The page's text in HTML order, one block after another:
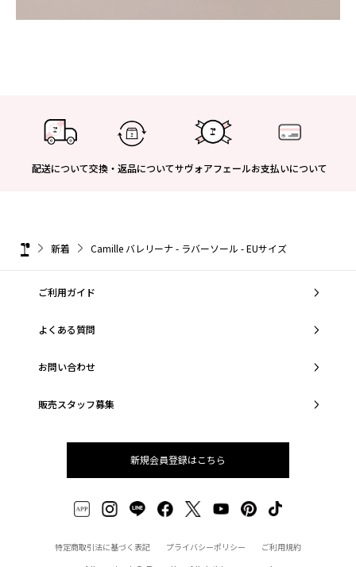
配送について交換・返品についてサヴォアフェールお支払いについて
新着 Camille バレリーナ - ラバーソール - EUサイズ
ご利用ガイド
よくある質問
お問い合わせ
販売スタッフ募集
新規会員登録はこちら
特定商取引法に基づく表記 プライバシーポリシー ご利用規約